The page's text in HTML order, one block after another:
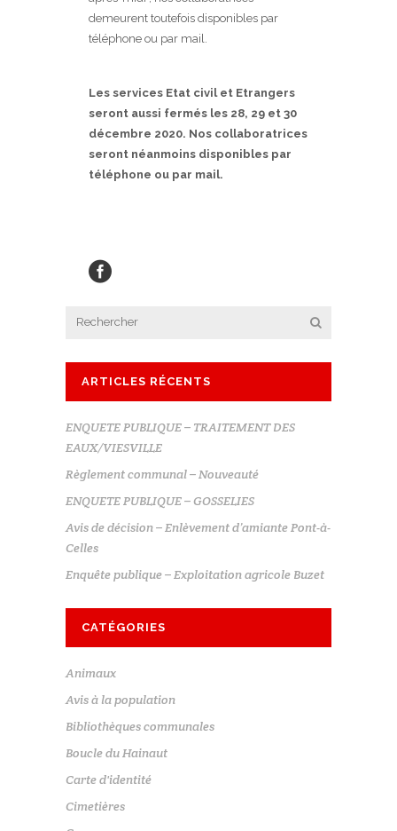
demeurent toutefois disponibles par
téléphone ou par mail.
Les services Etat civil et Etrangers
seront aussi fermés les 28, 29 et 30
décembre 2020. Nos collaboratrices
seront néanmoins disponibles par
téléphone ou par mail.
ARTICLES RÉCENTS
ENQUETE PUBLIQUE – TRAITEMENT DES
EAUX/VIESVILLE
Règlement communal – Nouveauté
ENQUETE PUBLIQUE – GOSSELIES
Avis de décision – Enlèvement d’amiante Pont-à-
Celles
Enquête publique – Exploitation agricole Buzet
CATÉGORIES
Animaux
Avis à la population
Bibliothèques communales
Boucle du Hainaut
Carte d'identité
Cimetières